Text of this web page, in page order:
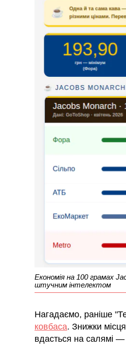
Економія на 100 грамах
штучним інтелектом
Нагадаємо, раніше
ковбаса. Знижки
вдасться на салямі